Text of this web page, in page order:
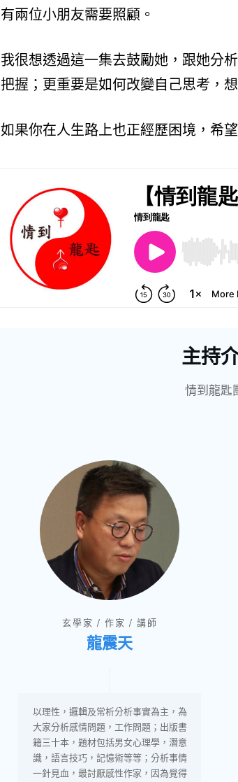
有兩位小朋友需要照顧。
我很想透過這一集去鼓勵她，跟她分
把握；更重要是如何改變自己思考，
如果你在人生路上也正經歷困境，希
主持
情到龍匙
玄學家 / 作家 / 講師
龍震天
以理性，邏輯及常析分析事實為主，為
大家分析感情問題，工作問題；出版書
籍三十本，題材包括男女心理學，潛意
識，語言技巧，記憶術等等；分析事情
一針見血，最討厭感性作家，因為覺得